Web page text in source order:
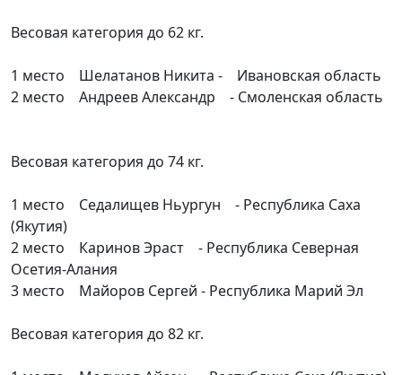
Весовая категория до 62 кг.
1 место Шелатанов Никита - Ивановская область
2 место Андреев Александр - Смоленская область
Весовая категория до 74 кг.
1 место Седалищев Ньургун - Республика Саха
(Якутия)
2 место Каринов Эраст - Республика Северная
Осетия-Алания
3 место Майоров Сергей - Республика Марий Эл
Весовая категория до 82 кг.